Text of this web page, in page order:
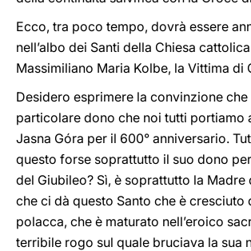
Ecco, tra poco tempo, dovrà essere
nell’albo dei Santi della Chiesa
Massimiliano Maria Kolbe, la Vittima di
Desidero esprimere la convinzione che
particolare dono che noi tutti portiamo
Jasna Góra per il 600° anniversario.
questo forse soprattutto il suo dono
del Giubileo? Sì, è soprattutto la Madre
che ci dà questo Santo che è cresciuto
polacca, che è maturato nell’eroico
terribile rogo sul quale bruciava la sua